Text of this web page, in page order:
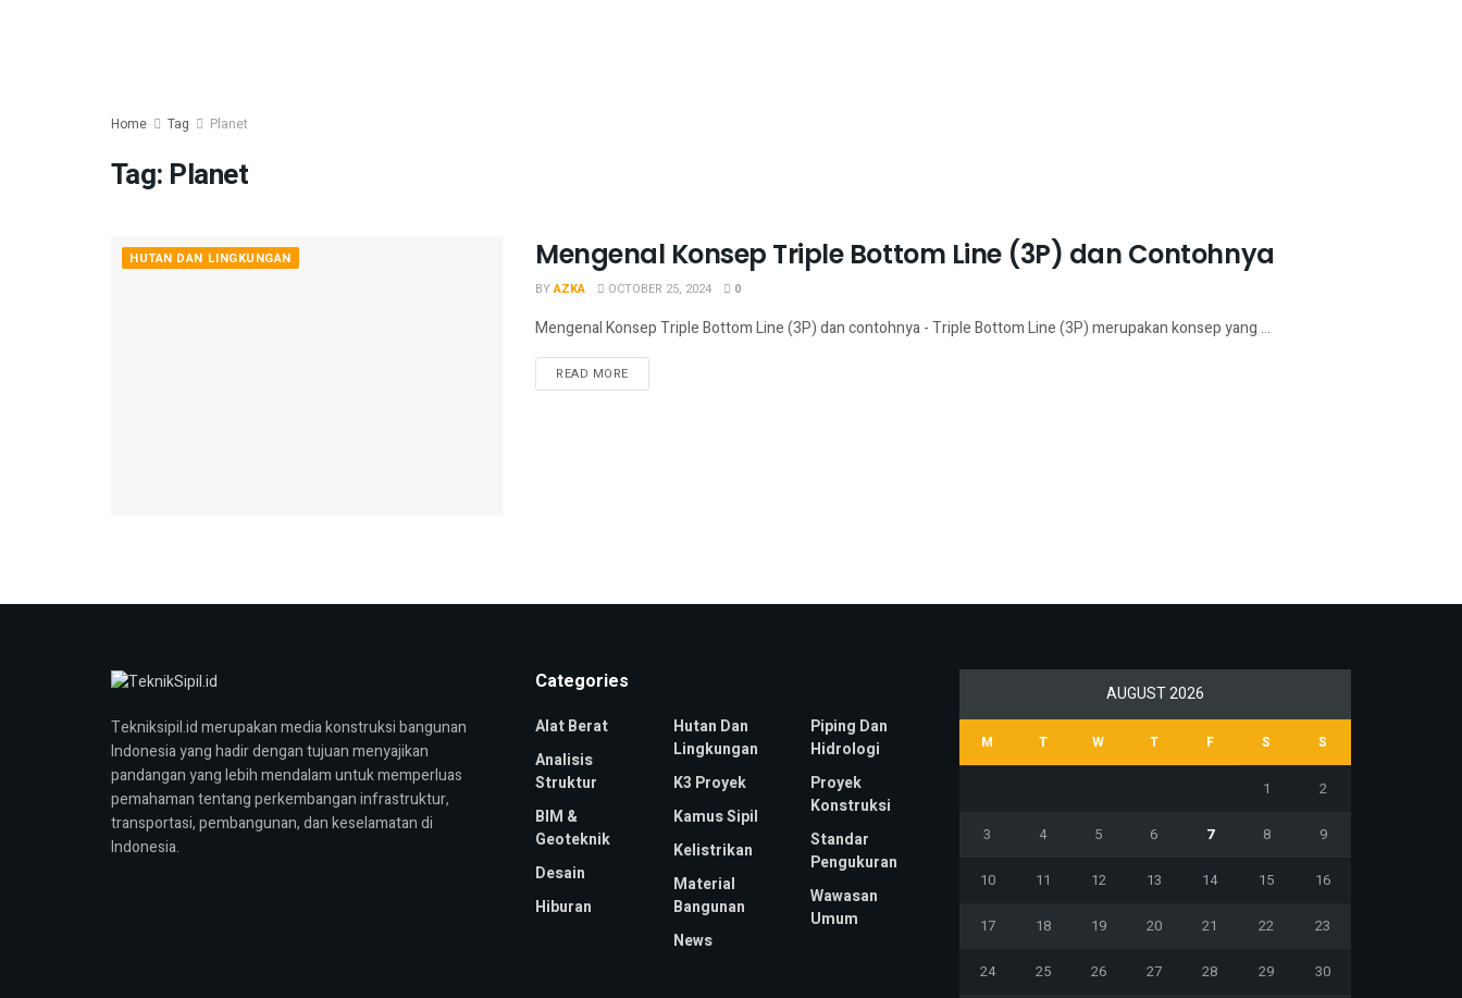
Home Tag Planet
Tag: Planet
HUTAN DAN LINGKUNGAN Mengenal Konsep Triple Bottom Line (3P) dan Contohnya
BYAZKA OCTOBER 25, 2024 0
Mengenal Konsep Triple Bottom Line (3P) dan contohnya - Triple Bottom Line (3P) merupakan konsep yang ...
READ MORE
Tekniksipil.id merupakan media konstruksi bangunan
Indonesia yang hadir dengan tujuan menyajikan
pandangan yang lebih mendalam untuk memperluas
pemahaman tentang perkembangan infrastruktur,
transportasi, pembangunan, dan keselamatan di
Indonesia.
Categories
Alat Berat
Analisis
Struktur
BIM &
Geoteknik
Desain
Hiburan
Hutan Dan
Lingkungan
K3 Proyek
Kamus Sipil
Kelistrikan
Material
Bangunan
News
Piping Dan
Hidrologi
Proyek
Konstruksi
Standar
Pengukuran
Wawasan
Umum
AUGUST 2026
M T W T F S S
1 2
3 4 5 6 7 8 9
10 11 12 13 14 15 16
17 18 19 20 21 22 23
24 25 26 27 28 29 30